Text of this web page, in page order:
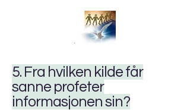
5. Fra hvilken kilde får
sanne profeter
informasjonen sin?